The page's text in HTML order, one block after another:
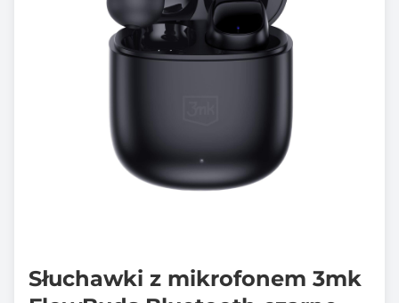
Słuchawki z mikrofonem 3mk